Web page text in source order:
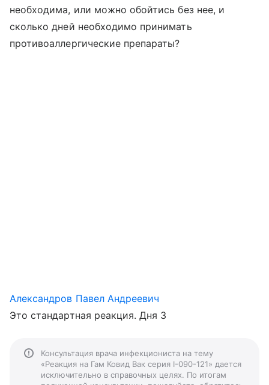
необходима, или можно обойтись без нее, и
сколько дней необходимо принимать
противоаллергические препараты?
Александров Павел Андреевич
Это стандартная реакция. Дня 3
Консультация врача инфекциониста на тему
«Реакция на Гам Ковид Вак серия I-090-121» дается
исключительно в справочных целях. По итогам